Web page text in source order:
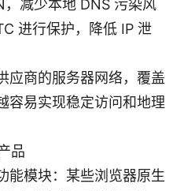
，减少本地 DNS 污染风
进行保护，降低 IP 泄
应商的服务器网络，覆盖
容易实现稳定访问和地理
品
能模块：某些浏览器原生